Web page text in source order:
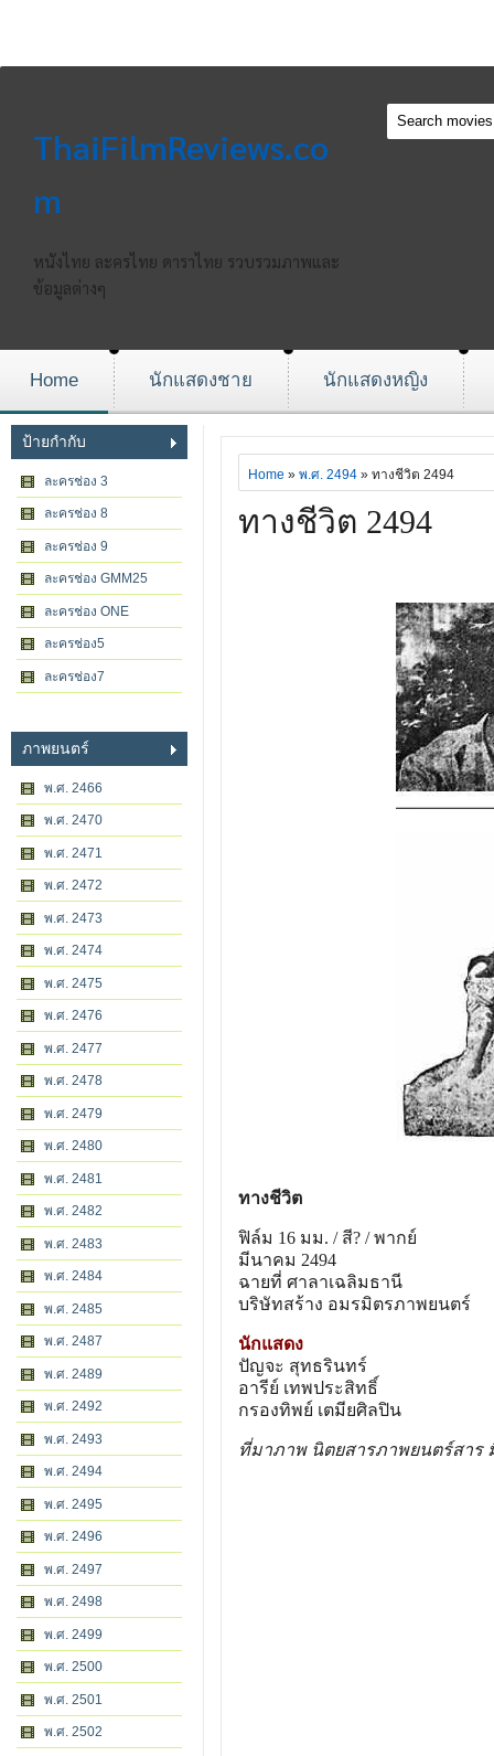
ThaiFilmReviews.co
m
หนังไทย ละครไทย ดาราไทย รวบรวมภาพและ
ข้อมูลต่างๆ
Home นักแสดงชาย นักแสดงหญิง
ป้ายกำกับ
ละครช่อง 3
ละครช่อง 8
ละครช่อง 9
ละครช่อง GMM25
ละครช่อง ONE
ละครช่อง5
ละครช่อง7
ภาพยนตร์
พ.ศ. 2466
พ.ศ. 2470
พ.ศ. 2471
พ.ศ. 2472
พ.ศ. 2473
พ.ศ. 2474
พ.ศ. 2475
พ.ศ. 2476
พ.ศ. 2477
พ.ศ. 2478
พ.ศ. 2479
พ.ศ. 2480
พ.ศ. 2481
พ.ศ. 2482
พ.ศ. 2483
พ.ศ. 2484
พ.ศ. 2485
พ.ศ. 2487
พ.ศ. 2489
พ.ศ. 2492
พ.ศ. 2493
พ.ศ. 2494
พ.ศ. 2495
พ.ศ. 2496
พ.ศ. 2497
พ.ศ. 2498
พ.ศ. 2499
พ.ศ. 2500
พ.ศ. 2501
พ.ศ. 2502
Home » พ.ศ. 2494 » ทางชีวิต 2494
ทางชีวิต 2494
ทางชีวิต
ฟิล์ม 16 มม. / สี? / พากย์
มีนาคม 2494
ฉายที่ ศาลาเฉลิมธานี
บริษัทสร้าง อมรมิตรภาพยนตร์
นักแสดง
ปัญจะ สุทธรินทร์
อารีย์ เทพประสิทธิ์
กรองทิพย์ เตมียศิลปิน
ที่มาภาพ นิตยสารภาพยนตร์สาร